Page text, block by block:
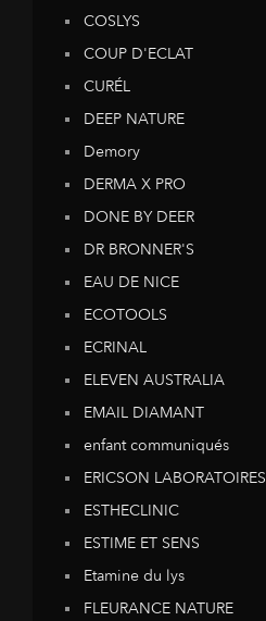
COSLYS
COUP D'ECLAT
CURÉL
DEEP NATURE
Demory
DERMA X PRO
DONE BY DEER
DR BRONNER'S
EAU DE NICE
ECOTOOLS
ECRINAL
ELEVEN AUSTRALIA
EMAIL DIAMANT
enfant communiqués
ERICSON LABORATOIRES
ESTHECLINIC
ESTIME ET SENS
Etamine du lys
FLEURANCE NATURE